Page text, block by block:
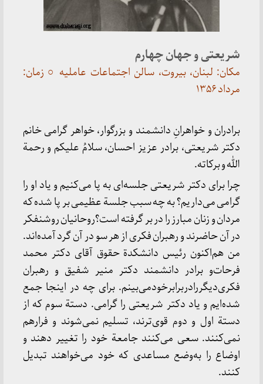
شریعتی و جهان چهارم
مکان: لبنان، بیروت، سالن اجتماعات عاملیه ○ زمان:
مرداد ۱۳۵۶
برادران‌ و خواهرانِ دانشمند و بزرگوار، خواهر گرامی‌ خانم‌
دکتر شریعتی‌، برادر عزیز احسان‌، سلامُ علیکم‌ و رحمة‌
الله و برکاته‌.
چرا برای‌ دکتر شریعتی‌ جلسه‌ای‌ به‌ پا می‌کنیم‌ و یاد او را
گرامی‌ می‌داریم‌؟ به‌ چه‌ سبب‌ جلسة‌ عظیمی‌ بر پا شده‌ که‌
مردان‌ و زنان‌ مبارز را در بر گرفته‌ است‌؟روحانیان‌ روشنفکر
در آن‌ حاضرند و رهبران‌ فکری‌ از هر سو در آن‌ گرد آمده‌اند.
من‌ هم‌اکنون‌ رئیس‌ دانشکدة‌ حقوق‌ آقای‌ دکتر محمد
فرحات‌و برادر دانشمند دکتر منیر شفیق‌ و رهبران‌
فکری‌دیگررادربرابرخودمی‌بینم‌. برای‌ چه‌ در اینجا جمع‌
شده‌ایم‌ و یاد دکتر شریعتی‌ را گرامی‌. دستة‌ سوم‌ که‌ از
دستة‌ اول‌ و دوم‌ قوی‌ترند، تسلیم‌ نمی‌شوند و فرارهم‌
نمی‌کنند. سعی‌ می‌کنند جامعة‌ خود را تغییر دهند و
اوضاع‌ را به‌وضع‌ مساعدی‌ که‌ خود می‌خواهند تبدیل‌
کنند.